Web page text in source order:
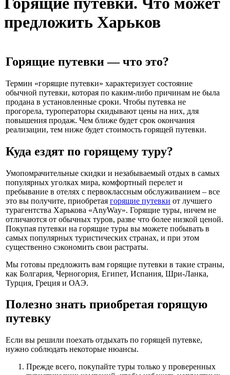
предложить Харьков
Горящие путевки — что это?
Термин «горящие путевки» характеризует состояние
обычной путевки, которая по каким-либо причинам не была
продана в установленные сроки. Чтобы путевка не
прогорела, туроператоры скидывают цены на них, для
повышения продаж. Чем ближе будет срок окончания
реализации, тем ниже будет стоимость горящей путевки.
Куда ездят по горящему туру?
Умопомрачительные скидки и незабываемый отдых в самых
популярных уголках мира, комфортный перелет и
пребывание в отелях с первоклассным обслуживанием – все
это вы получите, приобретая горящие путевки от лучшего
турагентства Харькова «AnyWay». Горящие туры, ничем не
отличаются от обычных туров, разве что более низкой ценой.
Покупая путевки на горящие туры вы можете побывать в
самых популярных туристических странах, и при этом
существенно сэкономить свои растраты.
Мы готовы предложить вам горящие путевки в такие страны,
как Болгария, Черногория, Египет, Испания, Шри-Ланка,
Турция, Греция и ОАЭ.
Полезно знать приобретая горящую
путевку
Если вы решили поехать отдыхать по горящей путевке,
нужно соблюдать некоторые нюансы.
Прежде всего, покупайте туры только у проверенных